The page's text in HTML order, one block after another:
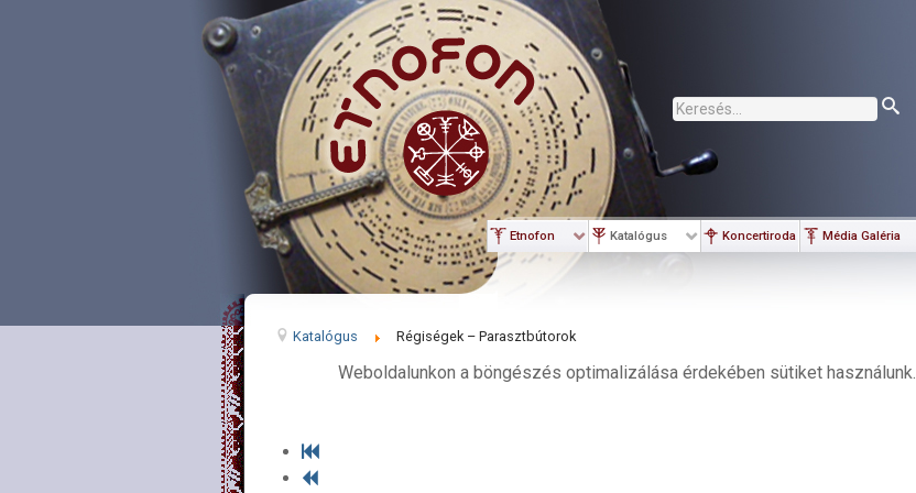
Keresés...
Etnofon Katalógus Koncertiroda Média Galéria
Katalógus Régiségek – Parasztbútorok
Weboldalunkon a böngészés optimalizálása érdekében sütiket használunk.